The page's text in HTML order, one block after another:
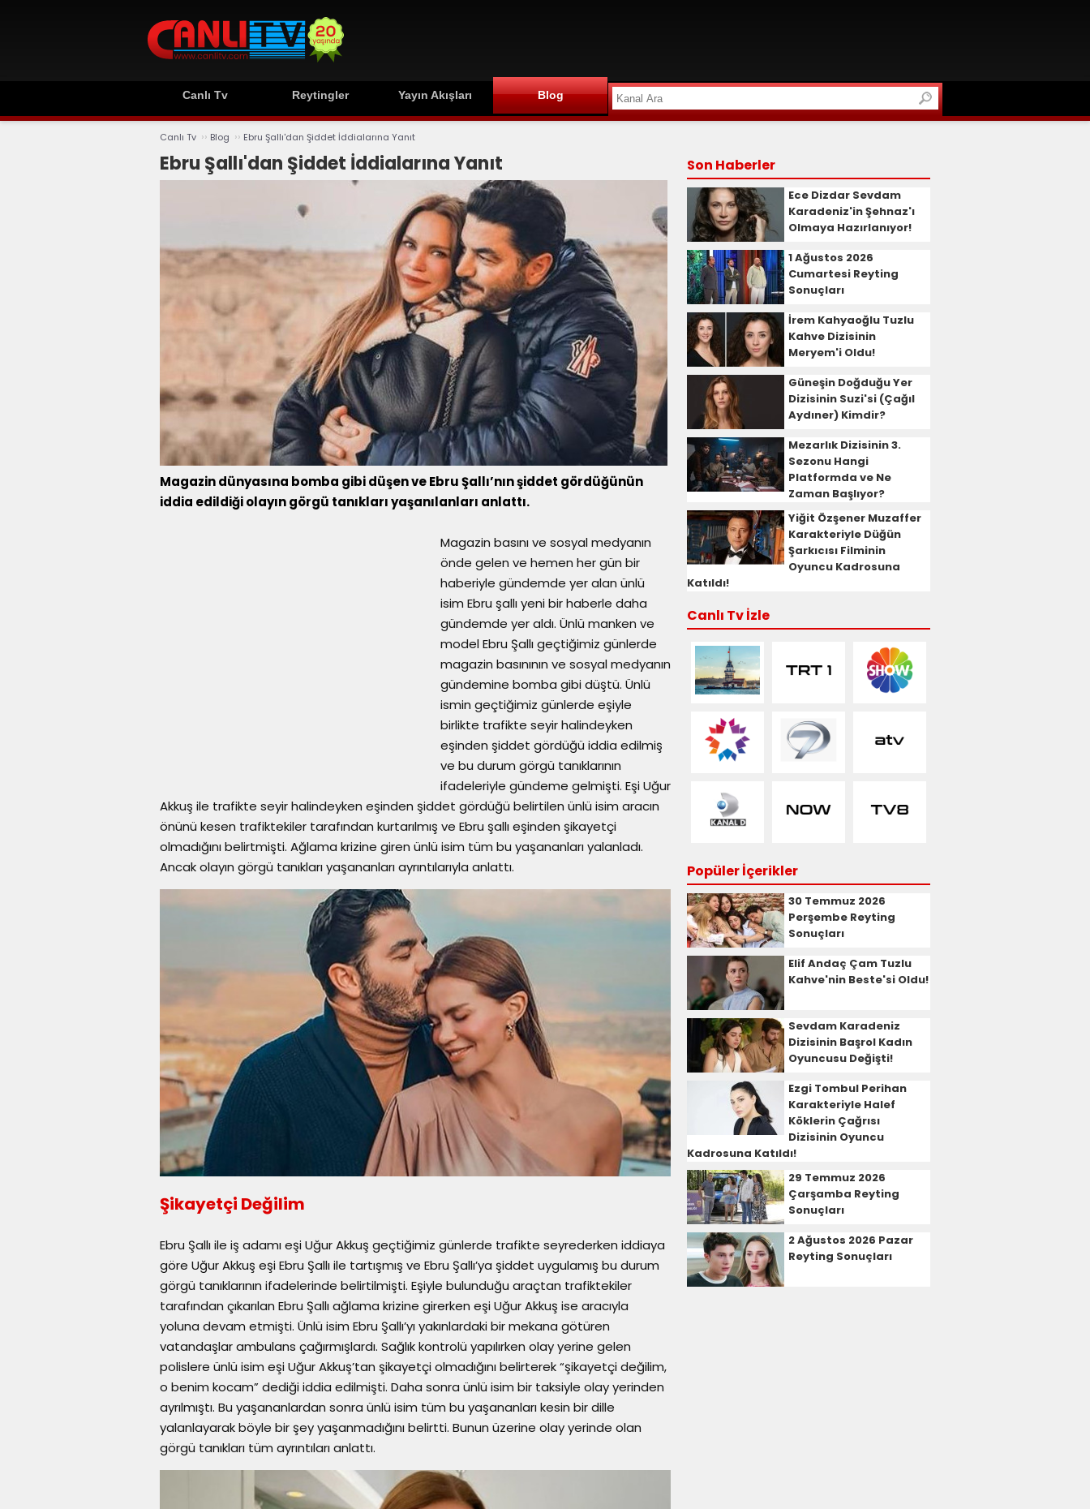
Canlı Tv Reytingler Yayın Akışları Blog
Canlı Tv ›› Blog ›› Ebru Şallı'dan Şiddet İddialarına Yanıt
Ebru Şallı'dan Şiddet İddialarına Yanıt
Magazin dünyasına bomba gibi düşen ve Ebru Şallı’nın şiddet gördüğünün
iddia edildiği olayın görgü tanıkları yaşanılanları anlattı.
Magazin basını ve sosyal medyanın
önde gelen ve hemen her gün bir
haberiyle gündemde yer alan ünlü
isim Ebru şallı yeni bir haberle daha
gündemde yer aldı. Ünlü manken ve
model Ebru Şallı geçtiğimiz günlerde
magazin basınının ve sosyal medyanın
gündemine bomba gibi düştü. Ünlü
ismin geçtiğimiz günlerde eşiyle
birlikte trafikte seyir halindeyken
eşinden şiddet gördüğü iddia edilmiş
ve bu durum görgü tanıklarının
ifadeleriyle gündeme gelmişti. Eşi Uğur
Akkuş ile trafikte seyir halindeyken eşinden şiddet gördüğü belirtilen ünlü isim aracın
önünü kesen trafiktekiler tarafından kurtarılmış ve Ebru şallı eşinden şikayetçi
olmadığını belirtmişti. Ağlama krizine giren ünlü isim tüm bu yaşananları yalanladı.
Ancak olayın görgü tanıkları yaşananları ayrıntılarıyla anlattı.
Şikayetçi Değilim
Ebru Şallı ile iş adamı eşi Uğur Akkuş geçtiğimiz günlerde trafikte seyrederken iddiaya
göre Uğur Akkuş eşi Ebru Şallı ile tartışmış ve Ebru Şallı’ya şiddet uygulamış bu durum
görgü tanıklarının ifadelerinde belirtilmişti. Eşiyle bulunduğu araçtan trafiktekiler
tarafından çıkarılan Ebru Şallı ağlama krizine girerken eşi Uğur Akkuş ise aracıyla
yoluna devam etmişti. Ünlü isim Ebru Şallı’yı yakınlardaki bir mekana götüren
vatandaşlar ambulans çağırmışlardı. Sağlık kontrolü yapılırken olay yerine gelen
polislere ünlü isim eşi Uğur Akkuş’tan şikayetçi olmadığını belirterek “şikayetçi değilim,
o benim kocam” dediği iddia edilmişti. Daha sonra ünlü isim bir taksiyle olay yerinden
ayrılmıştı. Bu yaşananlardan sonra ünlü isim tüm bu yaşananları kesin bir dille
yalanlayarak böyle bir şey yaşanmadığını belirtti. Bunun üzerine olay yerinde olan
görgü tanıkları tüm ayrıntıları anlattı.
Son Haberler
Ece Dizdar Sevdam
Karadeniz'in Şehnaz'ı
Olmaya Hazırlanıyor!
1 Ağustos 2026
Cumartesi Reyting
Sonuçları
İrem Kahyaoğlu Tuzlu
Kahve Dizisinin
Meryem'i Oldu!
Güneşin Doğduğu Yer
Dizisinin Suzi'si (Çağıl
Aydıner) Kimdir?
Mezarlık Dizisinin 3.
Sezonu Hangi
Platformda ve Ne
Zaman Başlıyor?
Yiğit Özşener Muzaffer
Karakteriyle Düğün
Şarkıcısı Filminin
Oyuncu Kadrosuna
Katıldı!
Canlı Tv İzle
Popüler İçerikler
30 Temmuz 2026
Perşembe Reyting
Sonuçları
Elif Andaç Çam Tuzlu
Kahve'nin Beste'si Oldu!
Sevdam Karadeniz
Dizisinin Başrol Kadın
Oyuncusu Değişti!
Ezgi Tombul Perihan
Karakteriyle Halef
Köklerin Çağrısı
Dizisinin Oyuncu
Kadrosuna Katıldı!
29 Temmuz 2026
Çarşamba Reyting
Sonuçları
2 Ağustos 2026 Pazar
Reyting Sonuçları